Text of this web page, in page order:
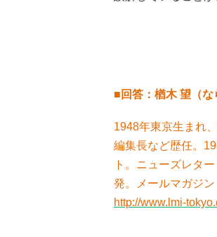
■回答：楢木 望（
1948年東京生まれ
編集長など歴任。
ト。ニューズレタ
発。メールマガジン
http://www.lmi-